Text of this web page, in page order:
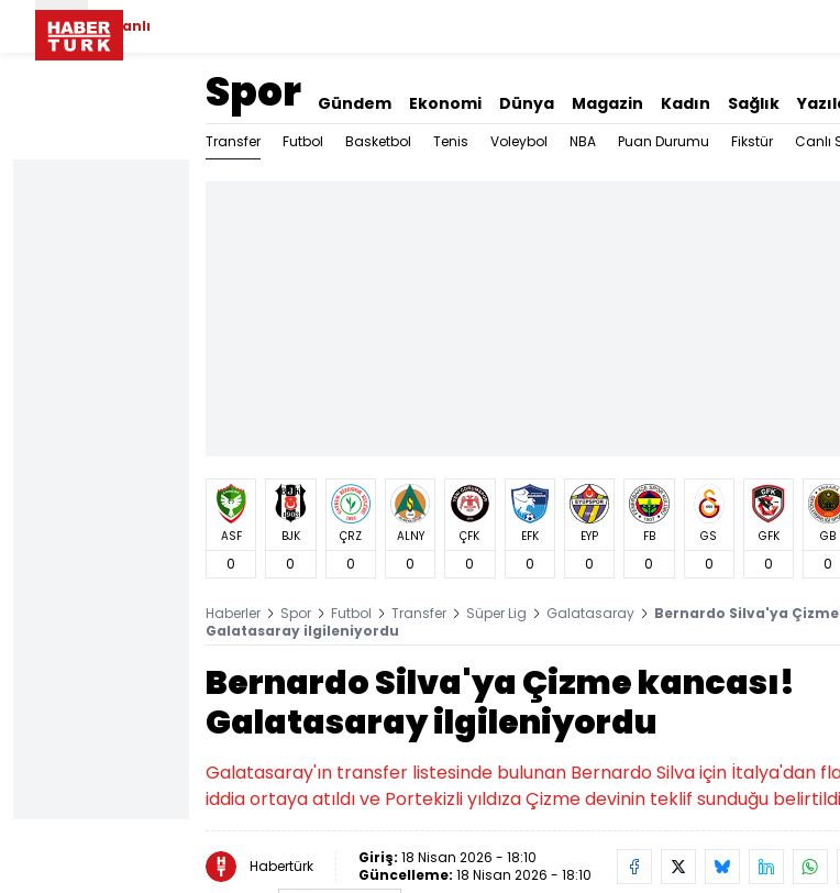
Canlı
Spor Gündem Ekonomi Dünya Magazin Kadın Sağlık
Transfer Futbol Basketbol Tenis Voleybol NBA Puan Durumu Fikstür Canlı
ASF
0
BJK
0
ÇRZ
0
ALNY
0
ÇFK
0
EFK
0
EYP
0
FB
0
GS
0
GFK
0
GB
0
Haberler Spor Futbol Transfer Süper Lig Galatasaray
Bernardo Silva'ya Çizme
Galatasaray ilgileniyordu
Bernardo Silva'ya Çizme kancası!
Galatasaray ilgileniyordu
Galatasaray'ın transfer listesinde bulunan Bernardo Silva için İtalya'dan
iddia ortaya atıldı ve Portekizli yıldıza Çizme devinin teklif sunduğu
Habertürk Giriş: 18 Nisan 2026 - 18:10
Güncelleme: 18 Nisan 2026 - 18:10